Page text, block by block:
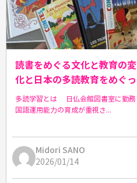
読書をめぐる文化と教育の
化と日本の多読教育をめぐ
多読学習とは 日仏会館図書室に勤
国語運用能力の育成が重視さ...
Midori SANO
2026/01/14